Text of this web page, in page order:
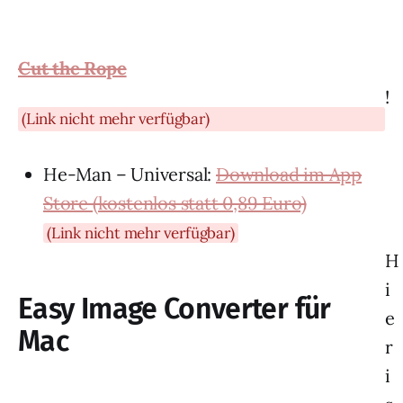
Cut the Rope
(Link nicht mehr verfügbar)
!
He-Man – Universal:Download im App
Store (kostenlos statt 0,89 Euro)
(Link nicht mehr verfügbar)
Easy Image Converter für
Mac
H
i
e
r
i